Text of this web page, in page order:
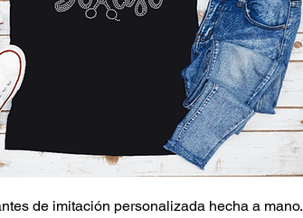
de imitación personalizada hecha a mano.